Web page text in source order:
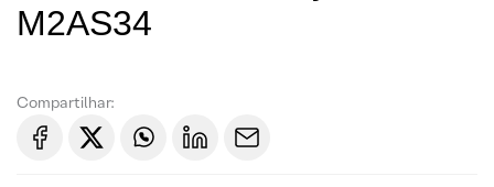
M2AS34
Compartilhar: